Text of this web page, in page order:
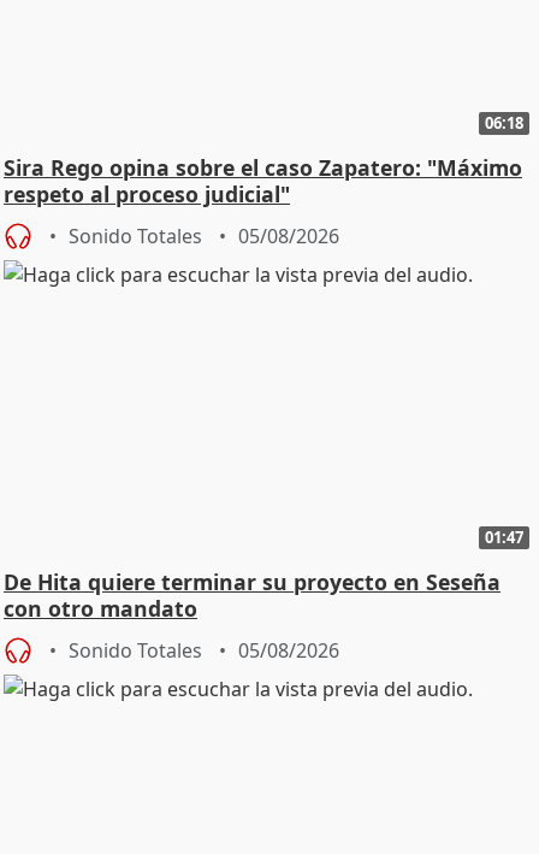
06:18
Sira Rego opina sobre el caso Zapatero: "Máximo
respeto al proceso judicial"
Sonido Totales 05/08/2026
01:47
De Hita quiere terminar su proyecto en Seseña
con otro mandato
Sonido Totales 05/08/2026